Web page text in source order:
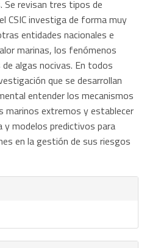
Se revisan tres tipos de
CSIC investiga de forma muy
entidades nacionales e
marinas, los fenómenos
algas nocivas. En todos
que se desarrollan
entender los mecanismos
marinos extremos y establecer
modelos predictivos para
en la gestión de sus riesgos